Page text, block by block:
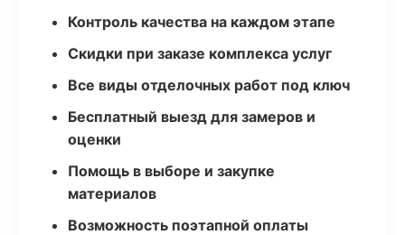
Контроль качества на каждом этапе
Скидки при заказе комплекса услуг
Все виды отделочных работ под ключ
Бесплатный выезд для замеров и
оценки
Помощь в выборе и закупке
материалов
Возможность поэтапной оплаты